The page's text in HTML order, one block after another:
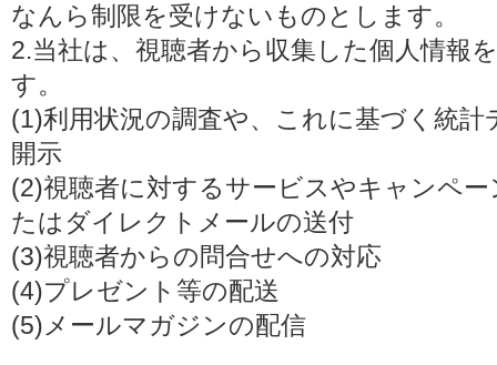
なんら制限を受けないものとします。
2.当社は、視聴者から収集した個人情報
す。
(1)利用状況の調査や、これに基づく統
開示
(2)視聴者に対するサービスやキャンペ
たはダイレクトメールの送付
(3)視聴者からの問合せへの対応
(4)プレゼント等の配送
(5)メールマガジンの配信